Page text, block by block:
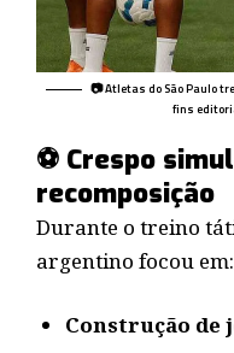
📷 Atletas do São Paulo
fins
⚽ Crespo
recomposição
Durante o treino
argentino focou em:
Construção de